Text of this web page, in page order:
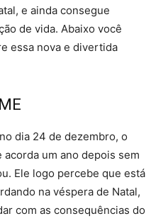
e ainda consegue
de vida. Abaixo você
essa nova e divertida
dia 24 de dezembro, o
um ano depois sem
Ele logo percebe que está
na véspera de Natal,
com as consequências do